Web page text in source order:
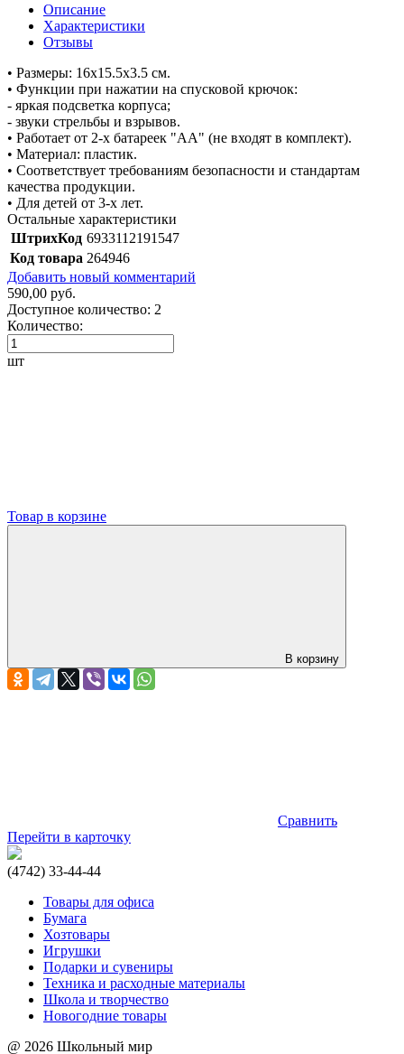
Описание
Характеристики
Отзывы
• Размеры: 16х15.5х3.5 см.
• Функции при нажатии на спусковой крючок:
- яркая подсветка корпуса;
- звуки стрельбы и взрывов.
• Работает от 2-х батареек "АА" (не входят в комплект).
• Материал: пластик.
• Соответствует требованиям безопасности и стандартам
качества продукции.
• Для детей от 3-х лет.
Остальные характеристики
ШтрихКод 6933112191547
Код товара 264946
Добавить новый комментарий
590,00 руб.
Доступное количество: 2
Количество:
шт
Товар в корзине
В корзину
Сравнить
Перейти в карточку
(4742) 33-44-44
Товары для офиса
Бумага
Хозтовары
Игрушки
Подарки и сувениры
Техника и расходные материалы
Школа и творчество
Новогодние товары
@ 2026 Школьный мир